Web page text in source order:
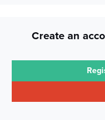
Create an